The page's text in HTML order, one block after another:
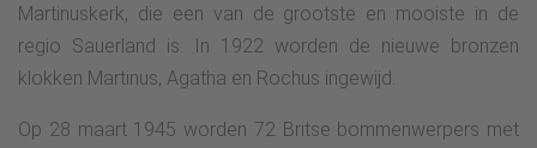
Martinuskerk, die een van de grootste en mooiste in de
regio Sauerland is. In 1922 worden de nieuwe bronzen
klokken Martinus, Agatha en Rochus ingewijd.
Op 28 maart 1945 worden 72 Britse bommenwerpers met